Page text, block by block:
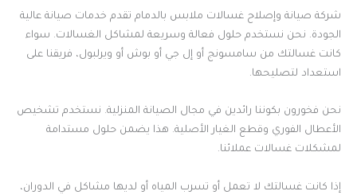
شركة صيانة وإصلاح غسالات ملابس بالدمام تقدم خدمات صيانة عالية
الجودة. نحن نستخدم حلول فعالة وسريعة لمشاكل الغسالات. سواء
كانت غسالتك من سامسونج أو إل جي أو بوش أو ويرلبول، فريقنا على
استعداد لتصليحها.
نحن فخورون بكوننا رائدين في مجال الصيانة المنزلية. نستخدم تشخيص
الأعطال الفوري وقطع الغيار الأصلية. هذا يضمن حلول مستدامة
لمشكلات غسالات عملائنا.
إذا كانت غسالتك لا تعمل أو تسرب المياه أو لديها مشاكل في الدوران،